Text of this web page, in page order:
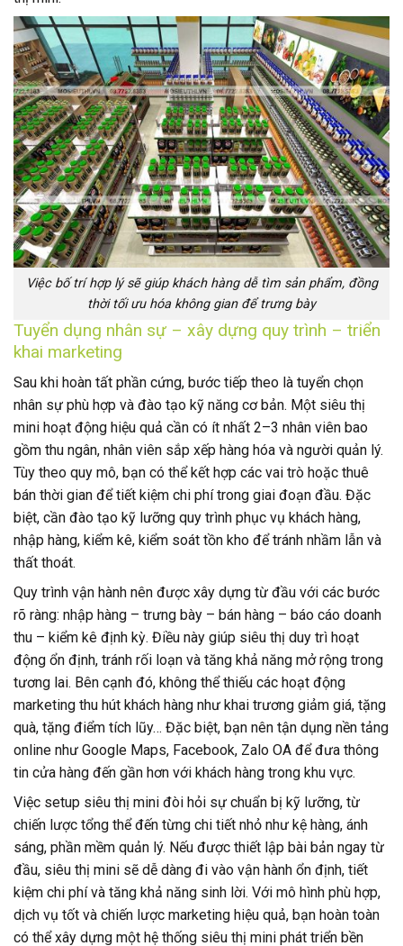
Việc bố trí hợp lý sẽ giúp khách hàng dễ tìm sản phẩm, đồng
thời tối ưu hóa không gian để trưng bày
Tuyển dụng nhân sự – xây dựng quy trình – triển
khai marketing
Sau khi hoàn tất phần cứng, bước tiếp theo là tuyển chọn
nhân sự phù hợp và đào tạo kỹ năng cơ bản. Một siêu thị
mini hoạt động hiệu quả cần có ít nhất 2–3 nhân viên bao
gồm thu ngân, nhân viên sắp xếp hàng hóa và người quản lý.
Tùy theo quy mô, bạn có thể kết hợp các vai trò hoặc thuê
bán thời gian để tiết kiệm chi phí trong giai đoạn đầu. Đặc
biệt, cần đào tạo kỹ lưỡng quy trình phục vụ khách hàng,
nhập hàng, kiểm kê, kiểm soát tồn kho để tránh nhầm lẫn và
thất thoát.
Quy trình vận hành nên được xây dựng từ đầu với các bước
rõ ràng: nhập hàng – trưng bày – bán hàng – báo cáo doanh
thu – kiểm kê định kỳ. Điều này giúp siêu thị duy trì hoạt
động ổn định, tránh rối loạn và tăng khả năng mở rộng trong
tương lai. Bên cạnh đó, không thể thiếu các hoạt động
marketing thu hút khách hàng như khai trương giảm giá, tặng
quà, tặng điểm tích lũy… Đặc biệt, bạn nên tận dụng nền tảng
online như Google Maps, Facebook, Zalo OA để đưa thông
tin cửa hàng đến gần hơn với khách hàng trong khu vực.
Việc setup siêu thị mini đòi hỏi sự chuẩn bị kỹ lưỡng, từ
chiến lược tổng thể đến từng chi tiết nhỏ như kệ hàng, ánh
sáng, phần mềm quản lý. Nếu được thiết lập bài bản ngay từ
đầu, siêu thị mini sẽ dễ dàng đi vào vận hành ổn định, tiết
kiệm chi phí và tăng khả năng sinh lời. Với mô hình phù hợp,
dịch vụ tốt và chiến lược marketing hiệu quả, bạn hoàn toàn
có thể xây dựng một hệ thống siêu thị mini phát triển bền